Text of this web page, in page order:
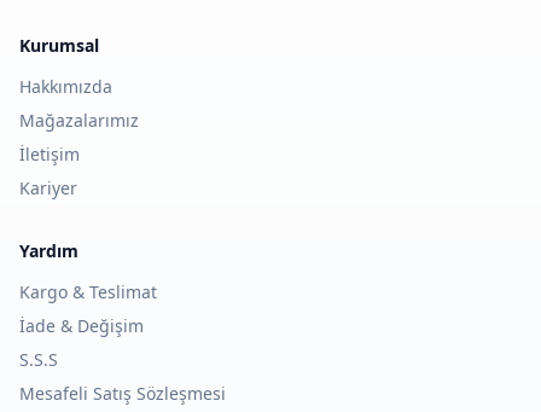
Kurumsal
Hakkımızda
Mağazalarımız
İletişim
Kariyer
Yardım
Kargo & Teslimat
İade & Değişim
S.S.S
Mesafeli Satış Sözleşmesi